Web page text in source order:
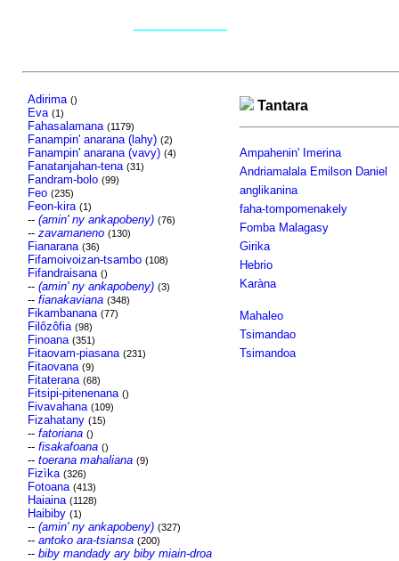
Adirima ()
Eva (1)
Fahasalamana (1179)
Fanampin' anarana (lahy) (2)
Fanampin' anarana (vavy) (4)
Fanatanjahan-tena (31)
Fandram-bolo (99)
Feo (235)
Feon-kira (1)
-- (amin' ny ankapobeny) (76)
-- zavamaneno (130)
Fianarana (36)
Fifamoivoizan-tsambo (108)
Fifandraisana ()
-- (amin' ny ankapobeny) (3)
-- fianakaviana (348)
Fikambanana (77)
Filôzôfia (98)
Finoana (351)
Fitaovam-piasana (231)
Fitaovana (9)
Fitaterana (68)
Fitsipi-pitenenana ()
Fivavahana (109)
Fizahatany (15)
-- fatoriana ()
-- fisakafoana ()
-- toerana mahaliana (9)
Fizìka (326)
Fotoana (413)
Haiaina (1128)
Haibiby (1)
-- (amin' ny ankapobeny) (327)
-- antoko ara-tsiansa (200)
-- biby mandady ary biby miain-droa
Tantara
Ampahenin' Imerina
Andriamalala Emilson Daniel
anglikanina
faha-tompomenakely
Fomba Malagasy
Girika
Hebrio
Karàna
Mahaleo
Tsimandao
Tsimandoa